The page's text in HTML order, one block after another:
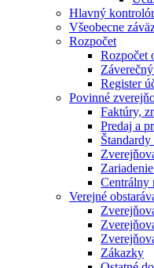
Hlavný kontrolór
Všeobecne
Rozpočet
Rozpočet
Register
Povinné
Faktúry,
Predaj a
Centrálny
Verejné
Zákazky